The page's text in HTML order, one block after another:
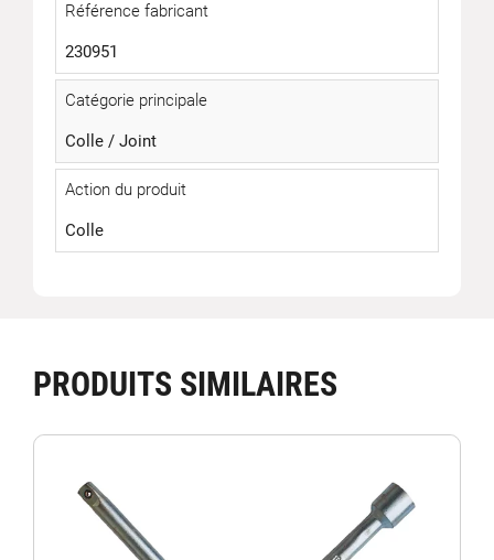
Référence fabricant
230951
Catégorie principale
Colle / Joint
Action du produit
Colle
PRODUITS SIMILAIRES